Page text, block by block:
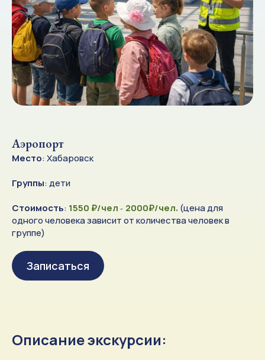
Аэропорт
Место: Хабаровск
Группы: дети
Стоимость: 1550 ₽/чел - 2000₽/чел. (цена для
одного человека зависит от количества человек в
группе)
Записаться
Описание экскурсии: